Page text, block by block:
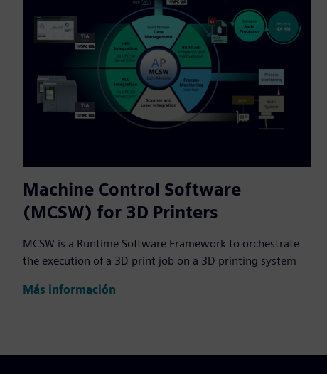
Machine Control Software
(MCSW) for 3D Printers
MCSW is a Runtime Software Framework to orchestrate
the execution of a 3D print job on a 3D printing system
Más información